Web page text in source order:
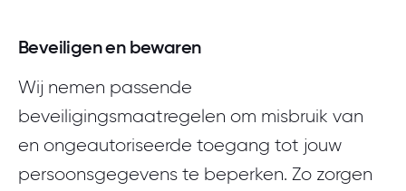
Beveiligen en bewaren
Wij nemen passende
beveiligingsmaatregelen om misbruik van
en ongeautoriseerde toegang tot jouw
persoonsgegevens te beperken. Zo zorgen